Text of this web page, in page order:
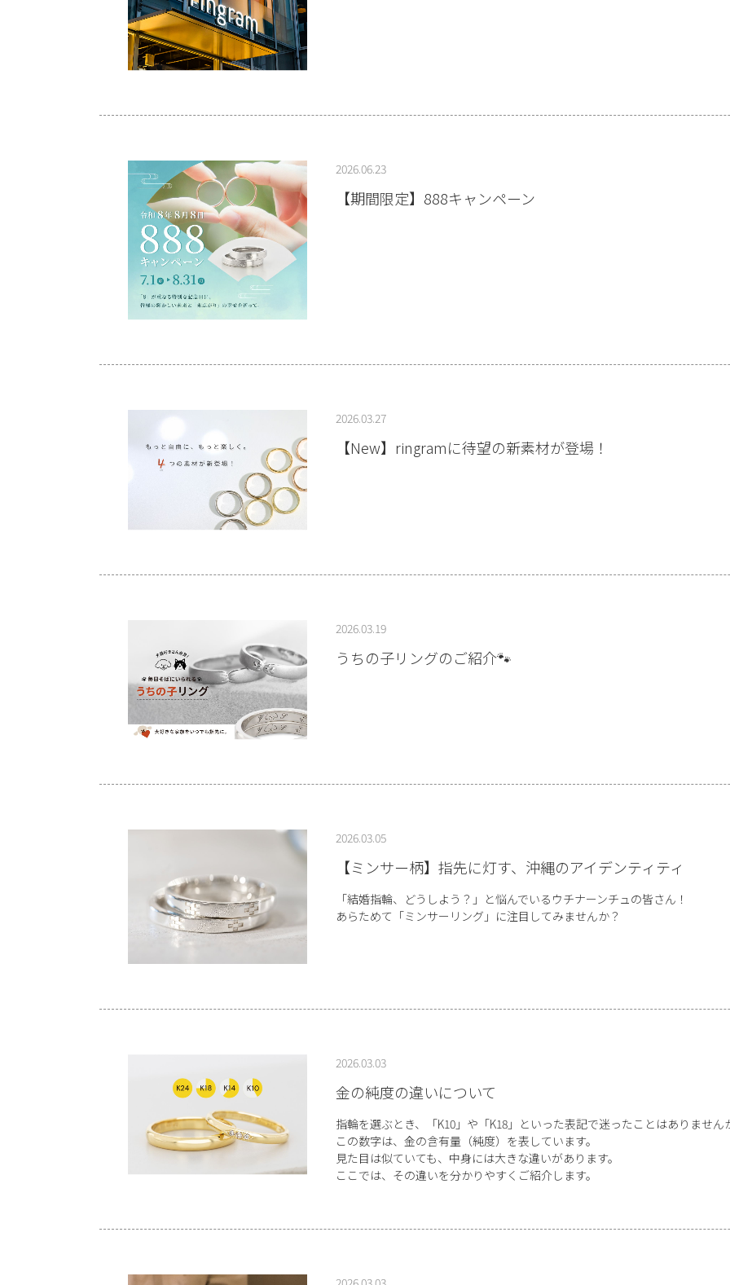
2026.06.23
【期間限定】888キャンペーン
2026.03.27
【New】ringramに待望の新素材が登場！
2026.03.19
うちの子リングのご紹介🐾
2026.03.05
【ミンサー柄】指先に灯す、沖縄のアイデンティティ
「結婚指輪、どうしよう？」と悩んでいるウチナーンチュの皆さん！
あらためて「ミンサーリング」に注目してみませんか？
2026.03.03
金の純度の違いについて
指輪を選ぶとき、「K10」や「K18」といった表記で迷ったことはありません
この数字は、金の含有量（純度）を表しています。
見た目は似ていても、中身には大きな違いがあります。
ここでは、その違いを分かりやすくご紹介します。